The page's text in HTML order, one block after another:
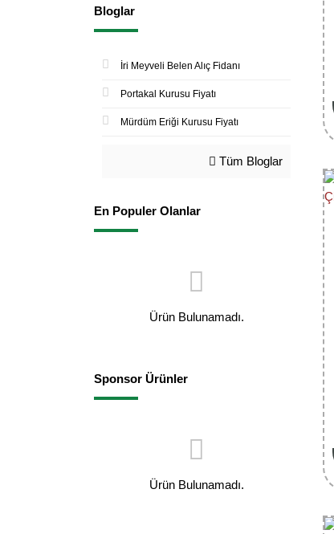
Bloglar
İri Meyveli Belen Alıç Fidanı
Portakal Kurusu Fiyatı
Mürdüm Eriği Kurusu Fiyatı
Tüm Bloglar
En Populer Olanlar
Ürün Bulunamadı.
Sponsor Ürünler
Ürün Bulunamadı.